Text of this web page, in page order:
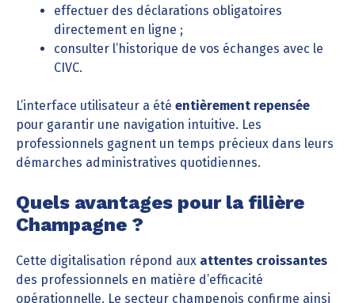
effectuer des déclarations obligatoires
directement en ligne ;
consulter l’historique de vos échanges avec le
CIVC.
L’interface utilisateur a été entièrement repensée
pour garantir une navigation intuitive. Les
professionnels gagnent un temps précieux dans leurs
démarches administratives quotidiennes.
Quels avantages pour la filière
Champagne ?
Cette digitalisation répond aux attentes croissantes
des professionnels en matière d’efficacité
opérationnelle. Le secteur champenois confirme ainsi